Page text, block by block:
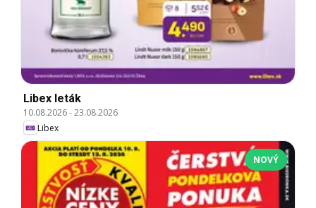
Libex leták
10.08.2026-23.08.2026
Libex
NOVÝ